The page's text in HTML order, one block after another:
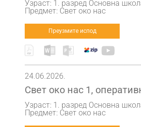
Узраст: 1. разред Основна
Предмет: Свет око нас
Преузмите испод
24.06.2026.
Свет око нас 1,
Узраст: 1. разред Основна
Предмет: Свет око нас